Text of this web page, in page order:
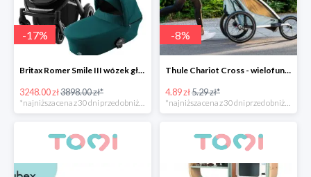
-17%
Britax Romer Smile III wózek głęboko-spacerowy
3248.00 zł3898.00 zł*
*najniższa cena z 30 dni przed obniżką
-8%
Thule Chariot Cross - wielofunkcyjna przyczepka sportowa
4.89 zł5.29 zł*
*najniższa cena z 30 dni przed obniżką